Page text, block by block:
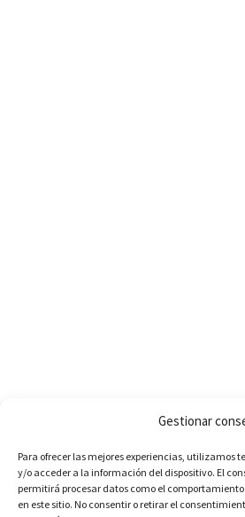
Gestionar
Para ofrecer las mejores experiencias, utilizamos
y/o acceder a la información del dispositivo. El
permitirá procesar datos como el
en este sitio. No consentir o retirar el